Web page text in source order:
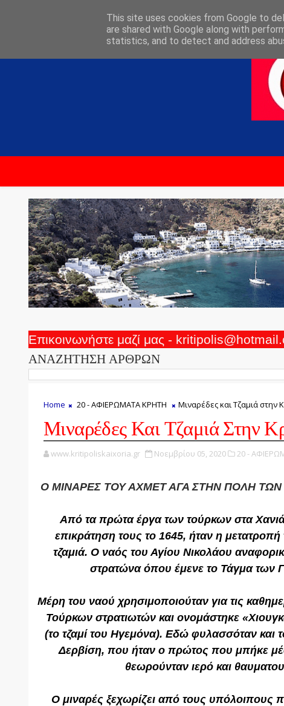
Επικοινωνήστε μαζί μας -
ΑΝΑΖΗΤΗΣΗ ΑΡΘΡΩΝ
Home 20 - ΑΦΙΕΡΩΜΑΤΑ ΚΡΗΤΗ Μιναρέδες και Τζαμιά στην
Μιναρέδες Και Τζαμιά Στην
www.kritipoliskaixoria.gr Νοεμβρίου 05, 2020 20 -
Ο ΜΙΝΑΡΕΣ ΤΟΥ ΑΧΜΕΤ ΑΓΑ ΣΤΗΝ ΠΟΛΗ ΤΩΝ
Από τα πρώτα έργα των τούρκων στα
επικράτηση τους το 1645, ήταν η
τζαμιά. Ο ναός του Αγίου Νικολάου
στρατώνα όπου έμενε το Τάγμα των
Μέρη του ναού χρησιμοποιούταν για τις
Τούρκων στρατιωτών και ονομάστηκε
(το τζαμί του Ηγεμόνα). Εδώ φυλασσόταν και
Δερβίση, που ήταν ο πρώτος που μπήκε
θεωρούνταν ιερό και
Ο μιναρές ξεχωρίζει από τους υπόλοιπους
This site uses cookies from Google to
are shared with Google along with
statistics, and to detect and address